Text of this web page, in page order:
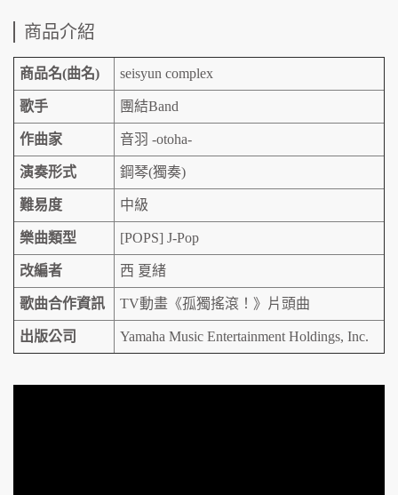
商品介紹
商品名(曲名) seisyun complex
歌手 團結Band
作曲家 音羽 -otoha-
演奏形式 鋼琴(獨奏)
難易度 中級
樂曲類型 [POPS] J-Pop
改編者 西 夏緒
歌曲合作資訊 TV動畫《孤獨搖滾！》片頭曲
出版公司 Yamaha Music Entertainment Holdings, Inc.